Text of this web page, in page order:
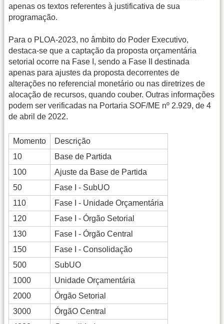
apenas os textos referentes à justificativa de sua
programação.
Para o PLOA-2023, no âmbito do Poder Executivo,
destaca-se que a captação da proposta orçamentária
setorial ocorre na Fase I, sendo a Fase II destinada
apenas para ajustes da proposta decorrentes de
alterações no referencial monetário ou nas diretrizes de
alocação de recursos, quando couber. Outras informações
podem ser verificadas na Portaria SOF/ME nº 2.929, de 4
de abril de 2022.
Momento
Descrição
10
Base de Partida
100
Ajuste da Base de Partida
50
Fase I - SubUO
110
Fase I - Unidade Orçamentária
120
Fase I - Órgão Setorial
130
Fase I - Órgão Central
150
Fase I - Consolidação
500
SubUO
1000
Unidade Orçamentária
2000
Órgão Setorial
3000
ÓrgãO Central